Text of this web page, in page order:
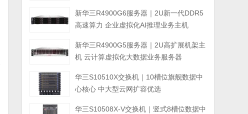
新华三R4900G6服务器｜2U新一代DDR5
高速算力 企业虚拟化AI推理业务主机
新华三R4900G5服务器｜2U高扩展机架主
机 云计算虚拟化大数据业务服务器
华三S10510X交换机｜10槽位旗舰数据中
心核心 中大型云网扩容优选
华三S10508X-V交换机｜竖式8槽位数据中